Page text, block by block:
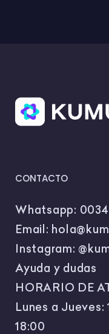
CONTACTO
Whatsapp:
Email:
Instagram:
Ayuda y dudas
HORARIO DE
Lunes a Jueves:
18:00